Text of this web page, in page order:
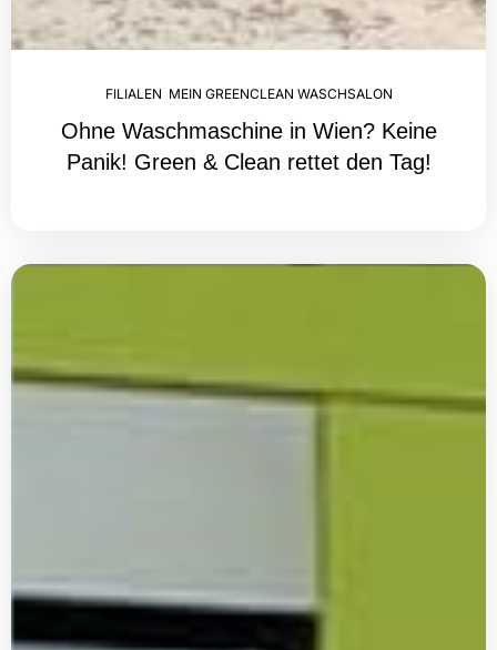
FILIALEN MEIN GREENCLEAN WASCHSALON
Ohne Waschmaschine in Wien? Keine
Panik! Green & Clean rettet den Tag!